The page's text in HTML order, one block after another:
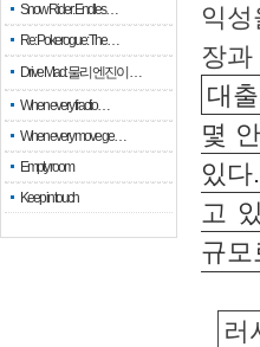
Snow Rider: Endles…
Re: Pokerogue: The…
Drive Mad: 물리 엔진이 …
When every fractio…
When every move ge…
Empty room
Keep in touch
익
장과
대
몇
있다.
고
규모
러